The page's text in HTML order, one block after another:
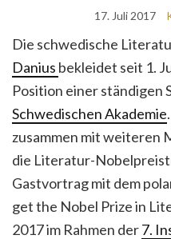
17. Juli 2017
Die schwedische
Danius bekleidet seit 1.
Position einer ständigen
Schwedischen Akademie
zusammen mit weiteren
die Literatur-
Gastvortrag mit dem
get the Nobel Prize in
2017 im Rahmen der7.